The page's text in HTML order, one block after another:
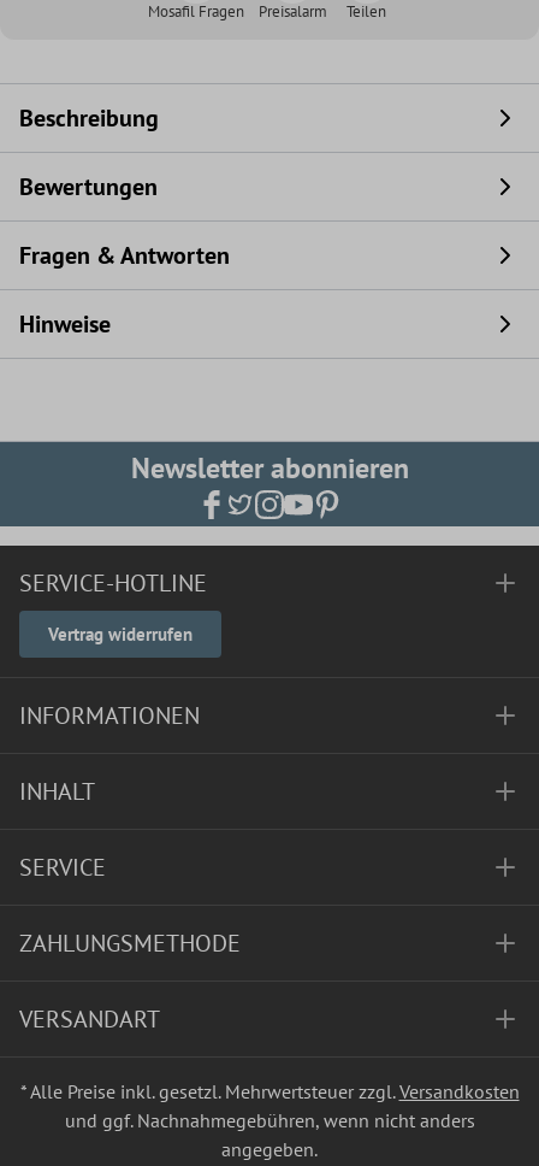
Mosafil Fragen Preisalarm Teilen
Beschreibung
Bewertungen
Fragen & Antworten
Hinweise
Newsletter abonnieren
SERVICE-HOTLINE
Vertrag widerrufen
INFORMATIONEN
INHALT
SERVICE
ZAHLUNGSMETHODE
VERSANDART
* Alle Preise inkl. gesetzl. Mehrwertsteuer zzgl.Versandkosten
und ggf. Nachnahmegebühren, wenn nicht anders
angegeben.